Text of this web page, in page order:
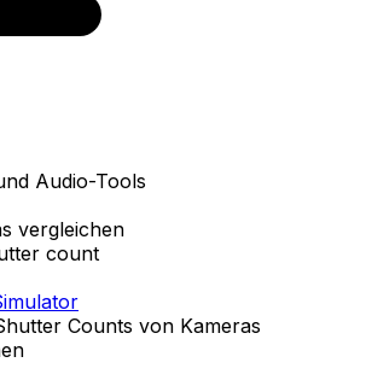
Audio-Tools
vergleichen
count
Counts von Kameras